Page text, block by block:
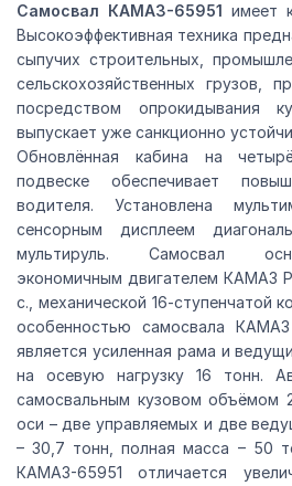
Самосвал КАМАЗ-65951 имеет
Высокоэффективная техника
сыпучих строительных,
сельскохозяйственных грузов,
посредством опрокидывания
выпускает уже санкционно
Обновлённая кабина на
подвеске обеспечивает
водителя. Установлена
сенсорным дисплеем
мультируль. Самосвал
экономичным двигателем КАМАЗ
с., механической 16-ступенчатой
особенностью самосвала
является усиленная рама и
на осевую нагрузку 16 тонн.
самосвальным кузовом объёмом
оси – две управляемых и две
– 30,7 тонн, полная масса – 50
КАМАЗ-65951 отличается